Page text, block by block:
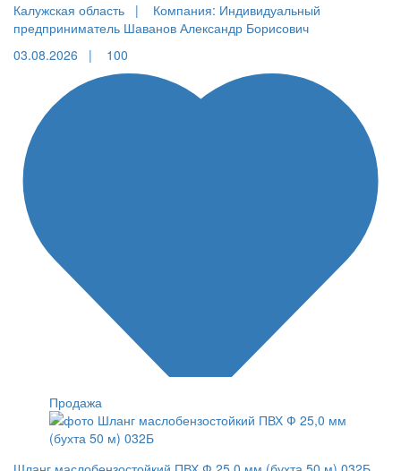
Калужская область |
Компания: Индивидуальный
предприниматель Шаванов Александр Борисович
03.08.2026 |
100
Продажа